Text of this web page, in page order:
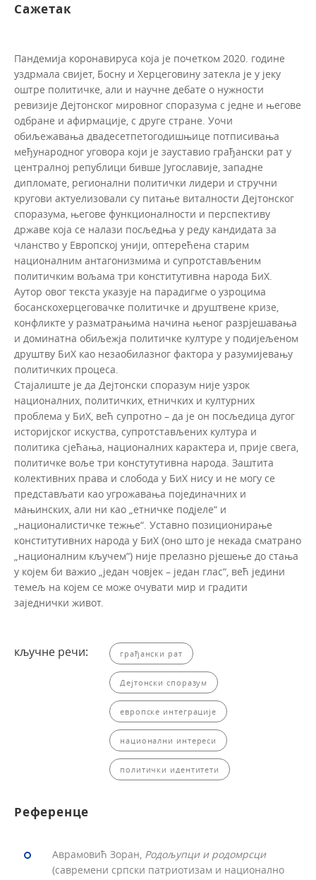
Сажетак
Пандемија коронавируса која је почетком 2020. године
уздрмала свијет, Босну и Херцеговину затекла је у јеку
оштре политичке, али и научне дебате о нужности
ревизије Дејтонског мировног споразума с једне и његове
одбране и афирмације, с друге стране. Уочи
обиљежавања двадесетпетогодишњице потписивања
међународног уговора који је зауставио грађански рат у
централној републици бивше Југославије, западне
дипломате, регионални политички лидери и стручни
кругови актуелизовали су питање виталности Дејтонског
споразума, његове функционалности и перспективу
државе која се налази посљедња у реду кандидата за
чланство у Европској унији, оптерећена старим
националним антагонизмима и супротстављеним
политичким вољама три конститутивна народа БиХ.
Аутор овог текста указује на парадигме о узроцима
босанскохерцеговачке политичке и друштвене кризе,
конфликте у разматрањима начина њеног разрјешавања
и доминатна обиљежја политичке културе у подијељеном
друштву БиХ као незаобилазног фактора у разумијевању
политичких процеса.
Стајалиште је да Дејтонски споразум није узрок
националних, политичких, етничких и културних
проблема у БиХ, већ супротно – да је он посљедица дугог
историјског искуства, супротстављених култура и
политика сјећања, националних карактера и, прије свега,
политичке воље три констутутивна народа. Заштита
колективних права и слобода у БиХ нису и не могу се
представљати као угрожавања појединачних и
мањинских, али ни као „етничке подјеле“ и
„националистичке тежње“. Уставно позиционирање
конститутивних народа у БиХ (оно што је некада сматрано
„националним кључем“) није прелазно рјешење до стања
у којем би важио „један човјек – један глас“, већ једини
темељ на којем се може очувати мир и градити
заједнички живот.
кључне речи: грађански рат
Дејтонски споразум
европске интеграције
национални интереси
политички идентитети
Референце
Аврамовић Зоран, Родољупци и родомрсци
(савремени српски патриотизам и национално